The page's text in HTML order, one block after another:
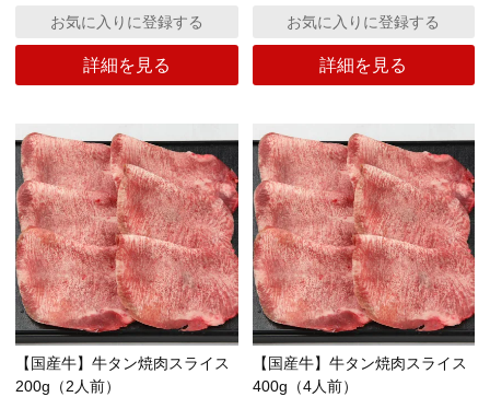
詳細を見る
お気に入りに登録する
詳細を見る
お気に入りに登録する
【国産牛】牛タン焼肉スライス
200g（2人前）
【国産牛】牛タン焼肉スライス
400g（4人前）